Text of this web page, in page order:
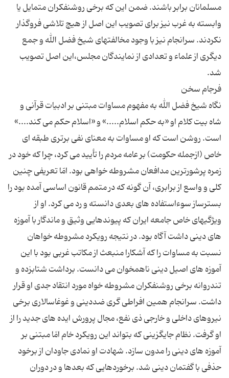
مسلمانان برابر باشند. ضمن این که برخی روشنفکران متمایل یا
وابسته به غرب نیز برای تصویب این اصل از هیچ تلاشی فروگذار
نکردند. سرانجام نیز با وجود مخالفتهای شیخ فضل الله و جمع
دیگری از علماء و تعدادی از نمایندگان مجلس،این اصل تصویب
نگاه شیخ فضل الله به مفهوم مساوات مبتنی بر ادبیات قرآنی و
شاه بیت کلام او «به حکم اسلام.....» و «اسلام حکم می کند....»
است. روشن است که او مساوات به معنای نفی برتری طبقه ای
خاص (ازجمله حکومت) بر عامه مردم را تأیید می کرد، چرا که خود در
زمره پرشورترین مدافعان مشروطه خواهی بود. امّا تعریفی چنین
کلی و واسع از برابری، آن گونه که در متمم قانون اساسی آمده بود را
بسترساز سوءاستفاده های بعدی دانسته و رد می کرد. او از
ویژگیهای خاص جامعه ایران که پیوندهایی وثیق و ماندگار با آموزه
های دینی داشت آگاه بود. در نتیجه رویکرد مشروطه خواهان
نسبت به مساوات را که آشکارا منبعث از مکاتب غربی بود با این
آموزه های اصیل دینی ناهمخوان می دانست. برداشت شتابزده و
تندروانه برخی روشنفکران مشروطه خواه مورد انتقاد جدی او قرار
داشت. سرانجام همین افراطی گری ضددینی و غوغاسالاری برخی
نیروهای داخلی و خارجی ذی نفع، مجال پرورش ایده های جدید را از
او گرفت. نظام جایگزینی که بتواند این رویکرد خام امّا مبتنی بر
آموزه های دینی را مدون سازد. شهادت او نمادی جاودان از برخود
حذفی با گفتمان دینی شد. برخوردهایی که بعدها و در دوران